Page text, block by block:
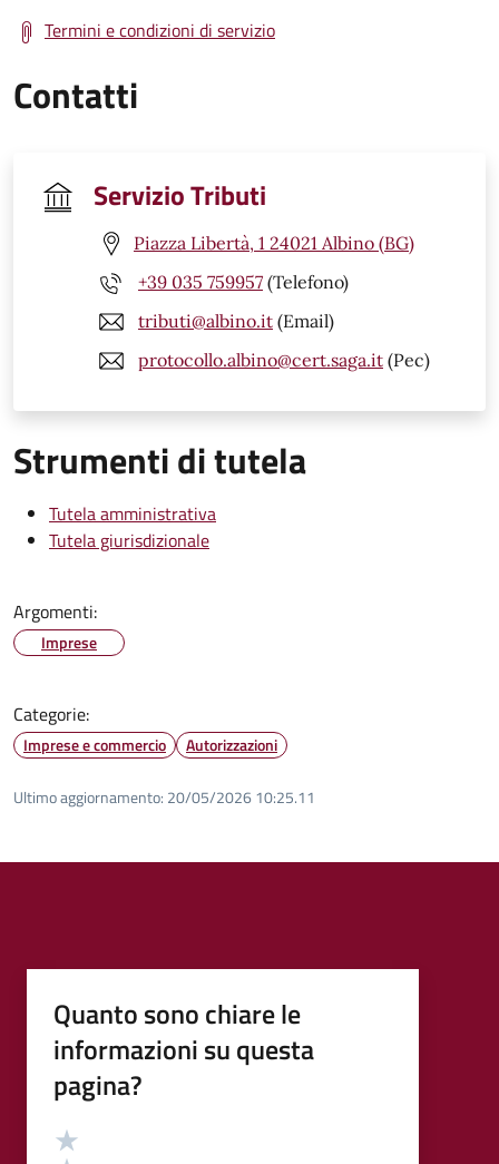
Termini e condizioni di servizio
Contatti
Servizio Tributi
Piazza Libertà, 1 24021 Albino (BG)
+39 035 759957 (Telefono)
tributi@albino.it (Email)
protocollo.albino@cert.saga.it (Pec)
Strumenti di tutela
Tutela amministrativa
Tutela giurisdizionale
Argomenti:
Imprese
Categorie:
Imprese e commercio Autorizzazioni
Ultimo aggiornamento: 20/05/2026 10:25.11
Quanto sono chiare le
informazioni su questa
pagina?
Valutazione